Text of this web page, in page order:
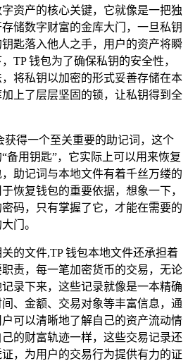
资产的核心关键，它就像是一把独
储数字财富的金库大门，一旦私钥
匙落入他人之手，用户的资产将瞬
TP 钱包为了确保私钥的安全性，
将私钥以加密的形式妥善存储在本
上了层层坚固的锁，让私钥得到全
获得一个至关重要的助记词，这个
备用钥匙”，它实际上可以用来恢复
助记词与本地文件有着千丝万缕的
恢复钱包的重要依据，想象一下，
码，只有掌握了它，才能在需要的
门。
的文件,TP 钱包本地文件还承担着
责，每一笔加密货币的交易，无论
录下来，这些记录就像是一本精确
、金额、交易对象等丰富信息，通
可以清晰地了解自己的资产流动情
己的财富轨迹一样，这些交易记录还
，为用户的交易行为提供有力的证